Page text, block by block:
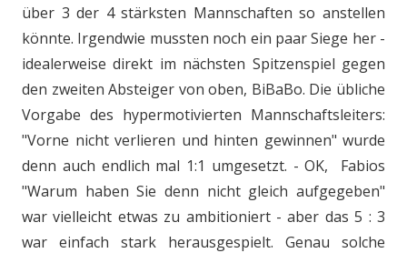
über 3 der 4 stärksten Mannschaften so anstellen
könnte. Irgendwie mussten noch ein paar Siege her -
idealerweise direkt im nächsten Spitzenspiel gegen
den zweiten Absteiger von oben, BiBaBo. Die übliche
Vorgabe des hypermotivierten Mannschaftsleiters:
"Vorne nicht verlieren und hinten gewinnen" wurde
denn auch endlich mal 1:1 umgesetzt. - OK, Fabios
"Warum haben Sie denn nicht gleich aufgegeben"
war vielleicht etwas zu ambitioniert - aber das 5 : 3
war einfach stark herausgespielt. Genau solche